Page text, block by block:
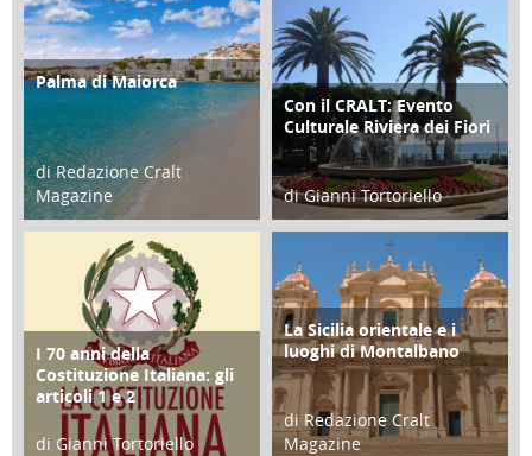
ATTIVITÀ
Palma di Maiorca
di Redazione Cralt
Magazine
25 Giugno 2016
ATTIVITÀ
Con il CRALT: Evento
Culturale Riviera dei Fiori
di Gianni Tortoriello
16 Febbraio 2018
FOCUS
I 70 anni della
Costituzione Italiana: gli
articoli 1 e 2
di Gianni Tortoriello
ATTIVITÀ
La Sicilia orientale e i
luoghi di Montalbano
di Redazione Cralt
Magazine